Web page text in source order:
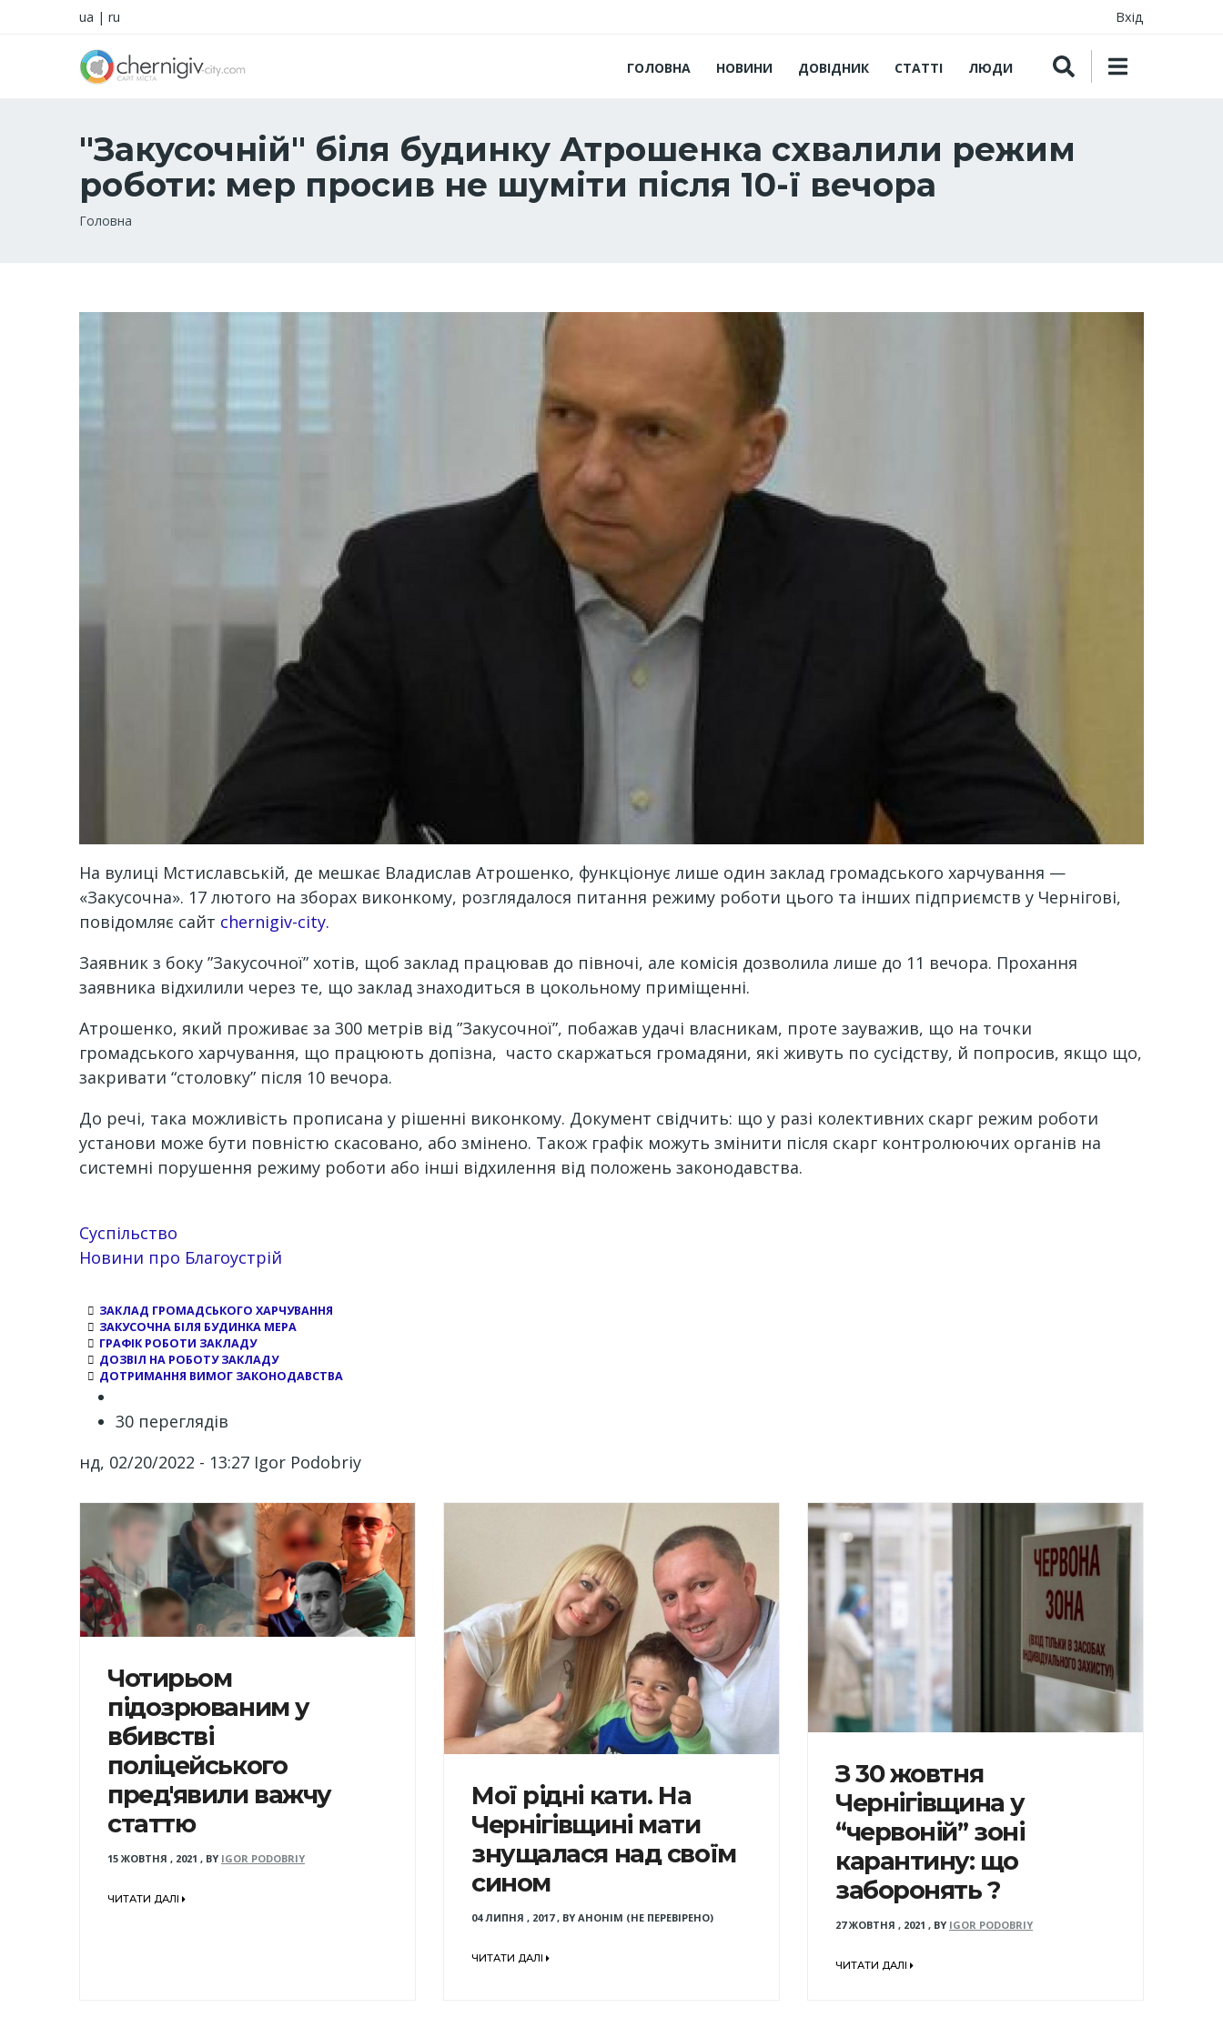
ua | ru Вхід
ГОЛОВНА НОВИНИ ДОВІДНИК СТАТТІ ЛЮДИ
"Закусочній" біля будинку Атрошенка схвалили режим
роботи: мер просив не шуміти після 10-ї вечора
Рядок
Головна
На вулиці Мстиславській, де мешкає Владислав Атрошенко, функціонує лише один заклад громадського харчування —
«Закусочна». 17 лютого на зборах виконкому, розглядалося питання режиму роботи цього та інших підприємств у Чернігові,
повідомляє сайт chernigiv-city.
Заявник з боку ”Закусочної” хотів, щоб заклад працював до півночі, але комісія дозволила лише до 11 вечора. Прохання
заявника відхилили через те, що заклад знаходиться в цокольному приміщенні.
Атрошенко, який проживає за 300 метрів від ”Закусочної”, побажав удачі власникам, проте зауважив, що на точки
громадського харчування, що працюють допізна, часто скаржаться громадяни, які живуть по сусідству, й попросив, якщо що,
закривати “столовку” після 10 вечора.
До речі, така можливість прописана у рішенні виконкому. Документ свідчить: що у разі колективних скарг режим роботи
установи може бути повністю скасовано, або змінено. Також графік можуть змінити після скарг контролюючих органів на
системні порушення режиму роботи або інші відхилення від положень законодавства.
Суспільство
Новини про Благоустрій
ЗАКЛАД ГРОМАДСЬКОГО ХАРЧУВАННЯ
ЗАКУСОЧНА БІЛЯ БУДИНКА МЕРА
ГРАФІК РОБОТИ ЗАКЛАДУ
ДОЗВІЛ НА РОБОТУ ЗАКЛАДУ
ДОТРИМАННЯ ВИМОГ ЗАКОНОДАВСТВА
30 переглядів
нд, 02/20/2022 - 13:27 Igor Podobriy
Чотирьом
підозрюваним у
вбивстві
поліцейського
пред'явили важчу
статтю
15 ЖОВТНЯ , 2021 , BY IGOR PODOBRIY
ЧИТАТИ ДАЛІ
Мої рідні кати. На
Чернігівщині мати
знущалася над своїм
сином
04 ЛИПНЯ , 2017, BY АНОНІМ (НЕ ПЕРЕВІРЕНО)
ЧИТАТИ ДАЛІ
З 30 жовтня
Чернігівщина у
“червоній” зоні
карантину: що
заборонять ?
27 ЖОВТНЯ , 2021 , BY IGOR PODOBRIY
ЧИТАТИ ДАЛІ